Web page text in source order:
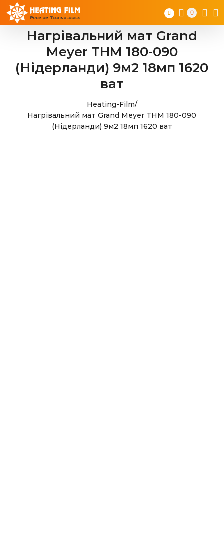
Skip
content
0
Нагрівальний мат Grand
Meyer THM 180-090
(Нідерланди) 9м2 18мп 1620
ват
Heating-Film/
Нагрівальний мат Grand Meyer THM 180-090
(Нідерланди) 9м2 18мп 1620 ват